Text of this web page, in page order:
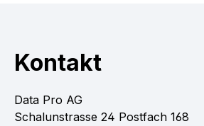
Kontakt
Data Pro AG
Schalunstrasse 24 Postfach 168